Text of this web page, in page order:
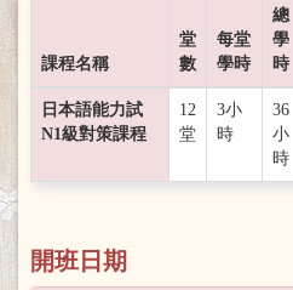
課程名稱
堂
數
每堂
學時
總
學
時
日本語能力試
N1級對策課程
12
堂
3小
時
36
小
時
開班日期